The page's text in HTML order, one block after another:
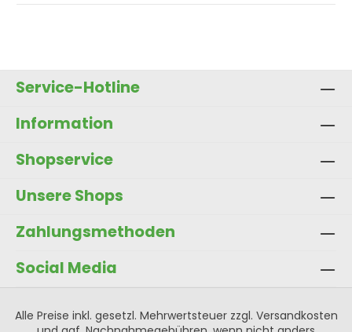
Service-Hotline
Information
Shopservice
Unsere Shops
Zahlungsmethoden
Social Media
Alle Preise inkl. gesetzl. Mehrwertsteuer zzgl. Versandkosten